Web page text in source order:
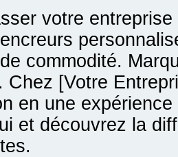
votre
commodité.
Chez [Votre
en une
et découvrez la